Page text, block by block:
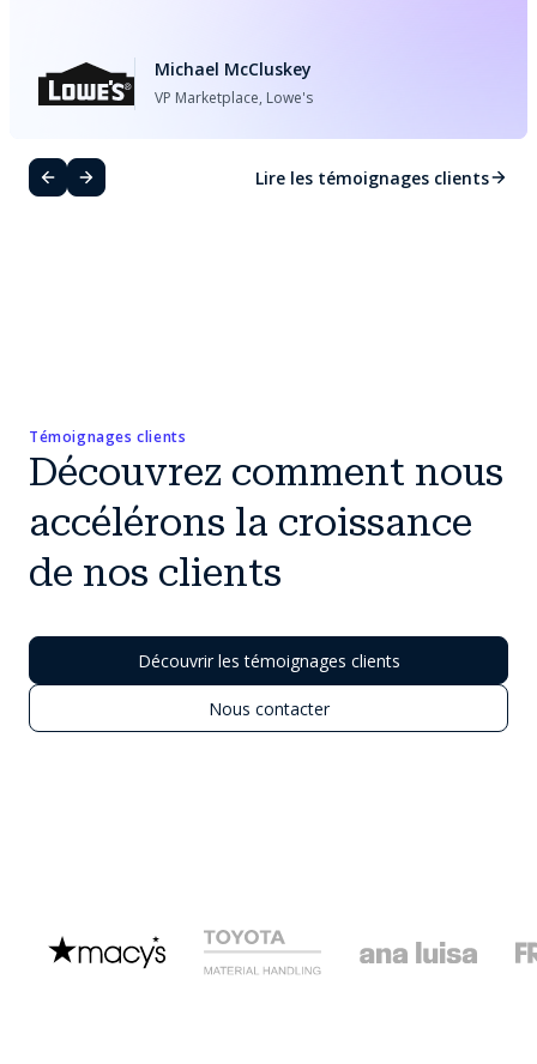
Michael McCluskey
VP Marketplace, Lowe's
Lire les témoignages clients
Témoignages clients
Découvrez comment nous
accélérons la croissance
de nos clients
Découvrir les témoignages clients
Nous contacter